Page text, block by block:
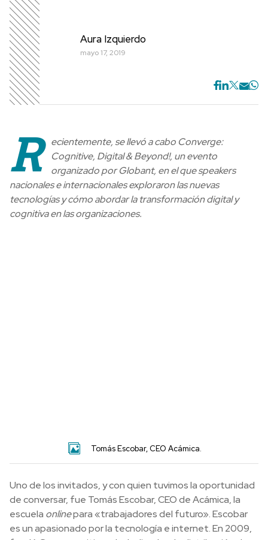
Aura Izquierdo
mayo 17, 2019
R
ecientemente, se llevó a cabo Converge:
Cognitive, Digital & Beyond!, un evento
organizado por Globant, en el que speakers
nacionales e internacionales exploraron las nuevas
tecnologías y cómo abordar la transformación digital y
cognitiva en las organizaciones.
Tomás Escobar, CEO Acámica.
Uno de los invitados, y con quien tuvimos la oportunidad
de conversar, fue Tomás Escobar, CEO de Acámica, la
escuela onlinepara «trabajadores del futuro». Escobar
es un apasionado por la tecnología e internet. En 2009,